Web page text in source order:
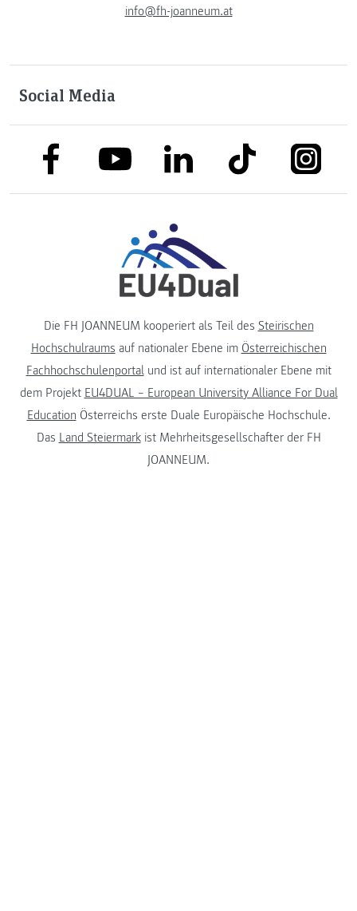
info@fh-joanneum.at
Social Media
link to facebooklink to youtubelink to linkedinlink to tiktok
Die FH JOANNEUM kooperiert als Teil des Steirischen
Hochschulraums auf nationaler Ebene im Österreichischen
Fachhochschulenportalund ist auf internationaler Ebene mit
dem Projekt EU4DUAL – European University Alliance For Dual
Education Österreichs erste Duale Europäische Hochschule.
Das Land Steiermarkist Mehrheitsgesellschafter der FH
JOANNEUM.